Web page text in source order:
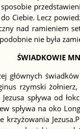
Ciebie. Lecz
nad ramieniem
nie była
ŚWIADKOWIE
głównych
rzymski
spływa od
spływa na oko